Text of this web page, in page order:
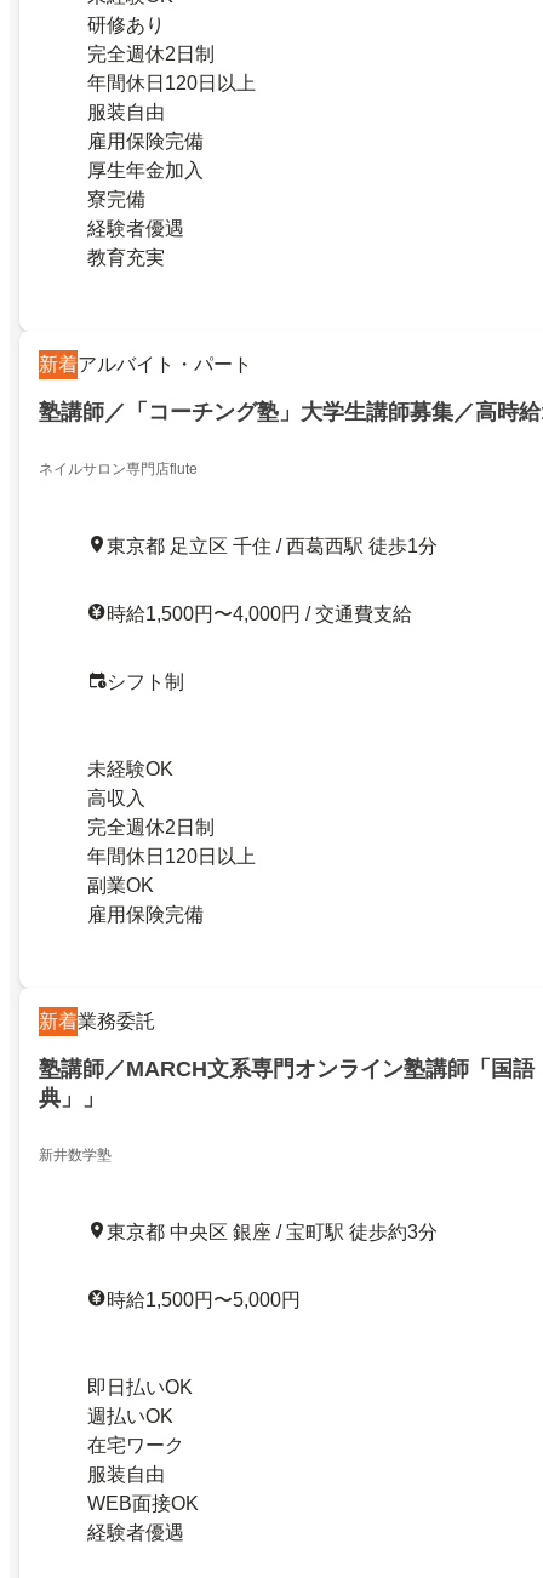
研修あり
完全週休2日制
年間休日120日以上
服装自由
雇用保険完備
厚生年金加入
寮完備
経験者優遇
教育充実
新着アルバイト・パート
塾講師／「コーチング塾」大学生講師募集／高時
ネイルサロン専門店flute
東京都 足立区 千住 / 西葛西駅 徒歩1分
時給1,500円〜4,000円 / 交通費支給
シフト制
未経験OK
高収入
完全週休2日制
年間休日120日以上
副業OK
雇用保険完備
新着業務委託
塾講師／MARCH文系専門オンライン塾講師「国語
典」」
新井数学塾
東京都 中央区 銀座 / 宝町駅 徒歩約3分
時給1,500円〜5,000円
即日払いOK
週払いOK
在宅ワーク
服装自由
WEB面接OK
経験者優遇